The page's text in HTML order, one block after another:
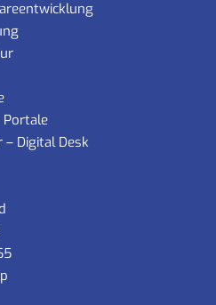
Portale
Digital Desk